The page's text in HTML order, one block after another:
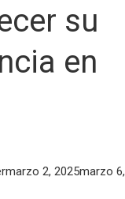
su
en
marzo 2, 2025marzo 6,